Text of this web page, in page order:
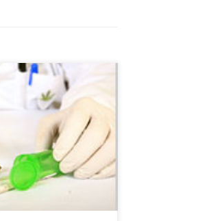
w Stanach
jest ze
służby zdrowia aż
Uchwalenie
medycznej
policzalnym
tradycyjnych
z University of